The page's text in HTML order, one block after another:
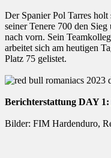
Der Spanier Pol Tarres
seiner Tenere 700 den
nach vorn. Sein
arbeitet sich am heutigen
Platz 75 gelistet.
Berichterstattung DAY 1:
Bilder: FIM Hardenduro,